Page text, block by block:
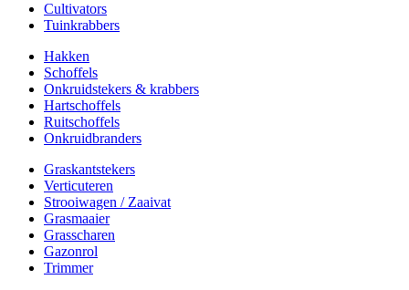
Cultivators
Tuinkrabbers
Hakken
Schoffels
Onkruidstekers & krabbers
Hartschoffels
Ruitschoffels
Onkruidbranders
Graskantstekers
Verticuteren
Strooiwagen / Zaaivat
Grasmaaier
Grasscharen
Gazonrol
Trimmer